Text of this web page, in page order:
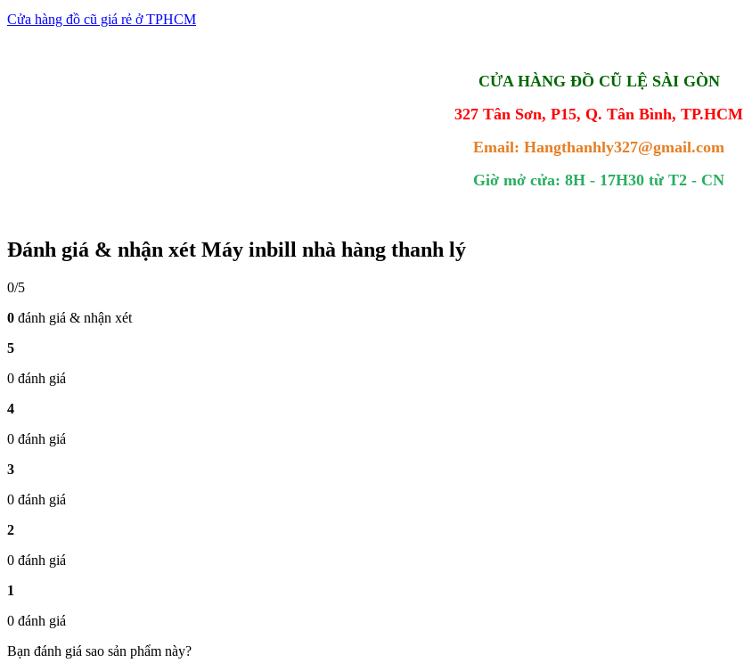
Cửa hàng đồ cũ giá rẻ ở TPHCM
CỬA HÀNG ĐỒ CŨ LỆ SÀI GÒN
327 Tân Sơn, P15, Q. Tân Bình, TP.HCM
Email: Hangthanhly327@gmail.com
Giờ mở cửa: 8H - 17H30 từ T2 - CN
Đánh giá & nhận xét Máy inbill nhà hàng thanh lý
0/5
0 đánh giá & nhận xét
5
0 đánh giá
4
0 đánh giá
3
0 đánh giá
2
0 đánh giá
1
0 đánh giá
Bạn đánh giá sao sản phẩm này?